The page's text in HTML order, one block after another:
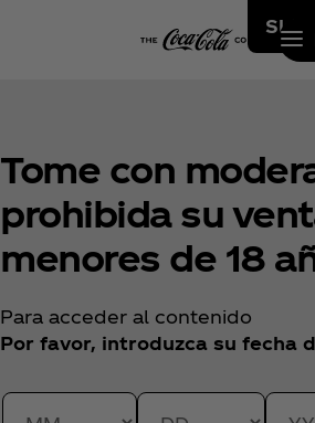
Tome con
prohibida su
menores de 18
Para acceder al contenido
Por favor, introduzca su fecha
Date of Birth monthDate of Birth dayDate